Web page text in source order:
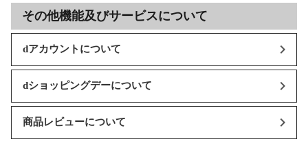
その他機能及びサービスについて
dアカウントについて
dショッピングデーについて
商品レビューについて